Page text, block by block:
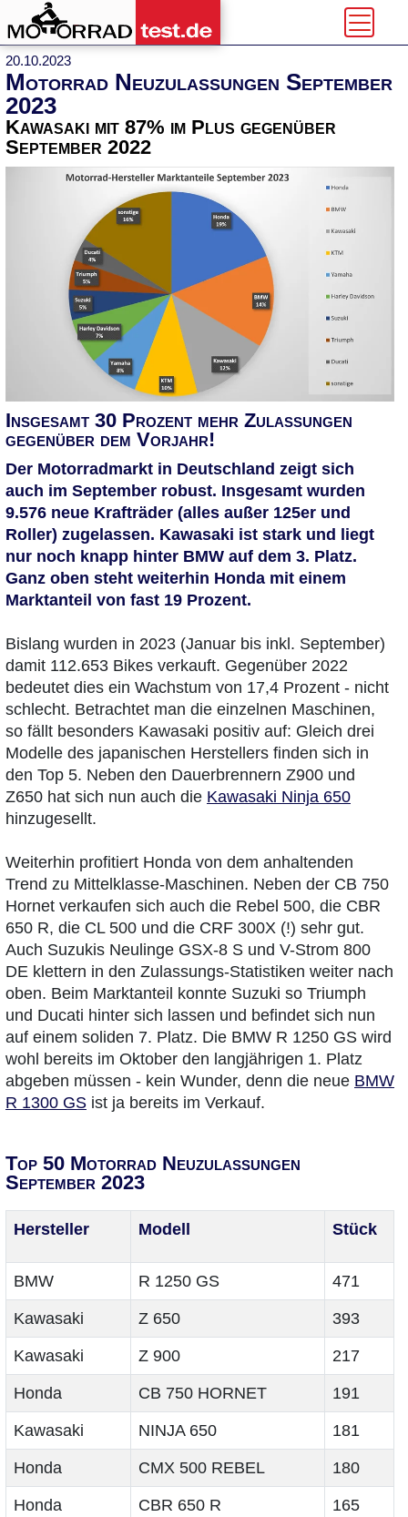
20.10.2023
Motorrad Neuzulassungen September
2023
Kawasaki mit 87% im Plus gegenüber
September 2022
Insgesamt 30 Prozent mehr Zulassungen
gegenüber dem Vorjahr!
Der Motorradmarkt in Deutschland zeigt sich
auch im September robust. Insgesamt wurden
9.576 neue Krafträder (alles außer 125er und
Roller) zugelassen. Kawasaki ist stark und liegt
nur noch knapp hinter BMW auf dem 3. Platz.
Ganz oben steht weiterhin Honda mit einem
Marktanteil von fast 19 Prozent.
Bislang wurden in 2023 (Januar bis inkl. September)
damit 112.653 Bikes verkauft. Gegenüber 2022
bedeutet dies ein Wachstum von 17,4 Prozent - nicht
schlecht. Betrachtet man die einzelnen Maschinen,
so fällt besonders Kawasaki positiv auf: Gleich drei
Modelle des japanischen Herstellers finden sich in
den Top 5. Neben den Dauerbrennern Z900 und
Z650 hat sich nun auch die Kawasaki Ninja 650
hinzugesellt.
Weiterhin profitiert Honda von dem anhaltenden
Trend zu Mittelklasse-Maschinen. Neben der CB 750
Hornet verkaufen sich auch die Rebel 500, die CBR
650 R, die CL 500 und die CRF 300X (!) sehr gut.
Auch Suzukis Neulinge GSX-8 S und V-Strom 800
DE klettern in den Zulassungs-Statistiken weiter nach
oben. Beim Marktanteil konnte Suzuki so Triumph
und Ducati hinter sich lassen und befindet sich nun
auf einem soliden 7. Platz. Die BMW R 1250 GS wird
wohl bereits im Oktober den langjährigen 1. Platz
abgeben müssen - kein Wunder, denn die neue BMW
R 1300 GS ist ja bereits im Verkauf.
Top 50 Motorrad Neuzulassungen
September 2023
Hersteller Modell Stück
BMW R 1250 GS 471
Kawasaki Z 650 393
Kawasaki Z 900 217
Honda CB 750 HORNET 191
Kawasaki NINJA 650 181
Honda CMX 500 REBEL 180
Honda CBR 650 R 165